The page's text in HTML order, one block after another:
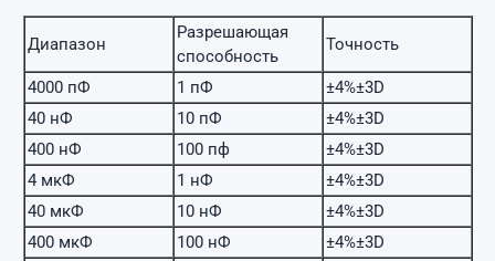
Диапазон
Разрешающая
способность
Точность
4000 пФ 1 пФ
±4%±3D
40 нФ
10 пФ
±4%±3D
400 нФ
100 пф
±4%±3D
4 мкФ
1 нФ
±4%±3D
40 мкФ
10 нФ
±4%±3D
400 мкФ
100 нФ
±4%±3D